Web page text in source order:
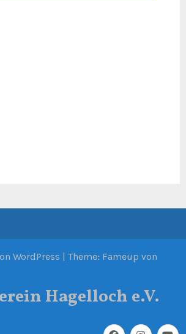
WordPress | Theme: Fameup von
Hagelloch e.V.